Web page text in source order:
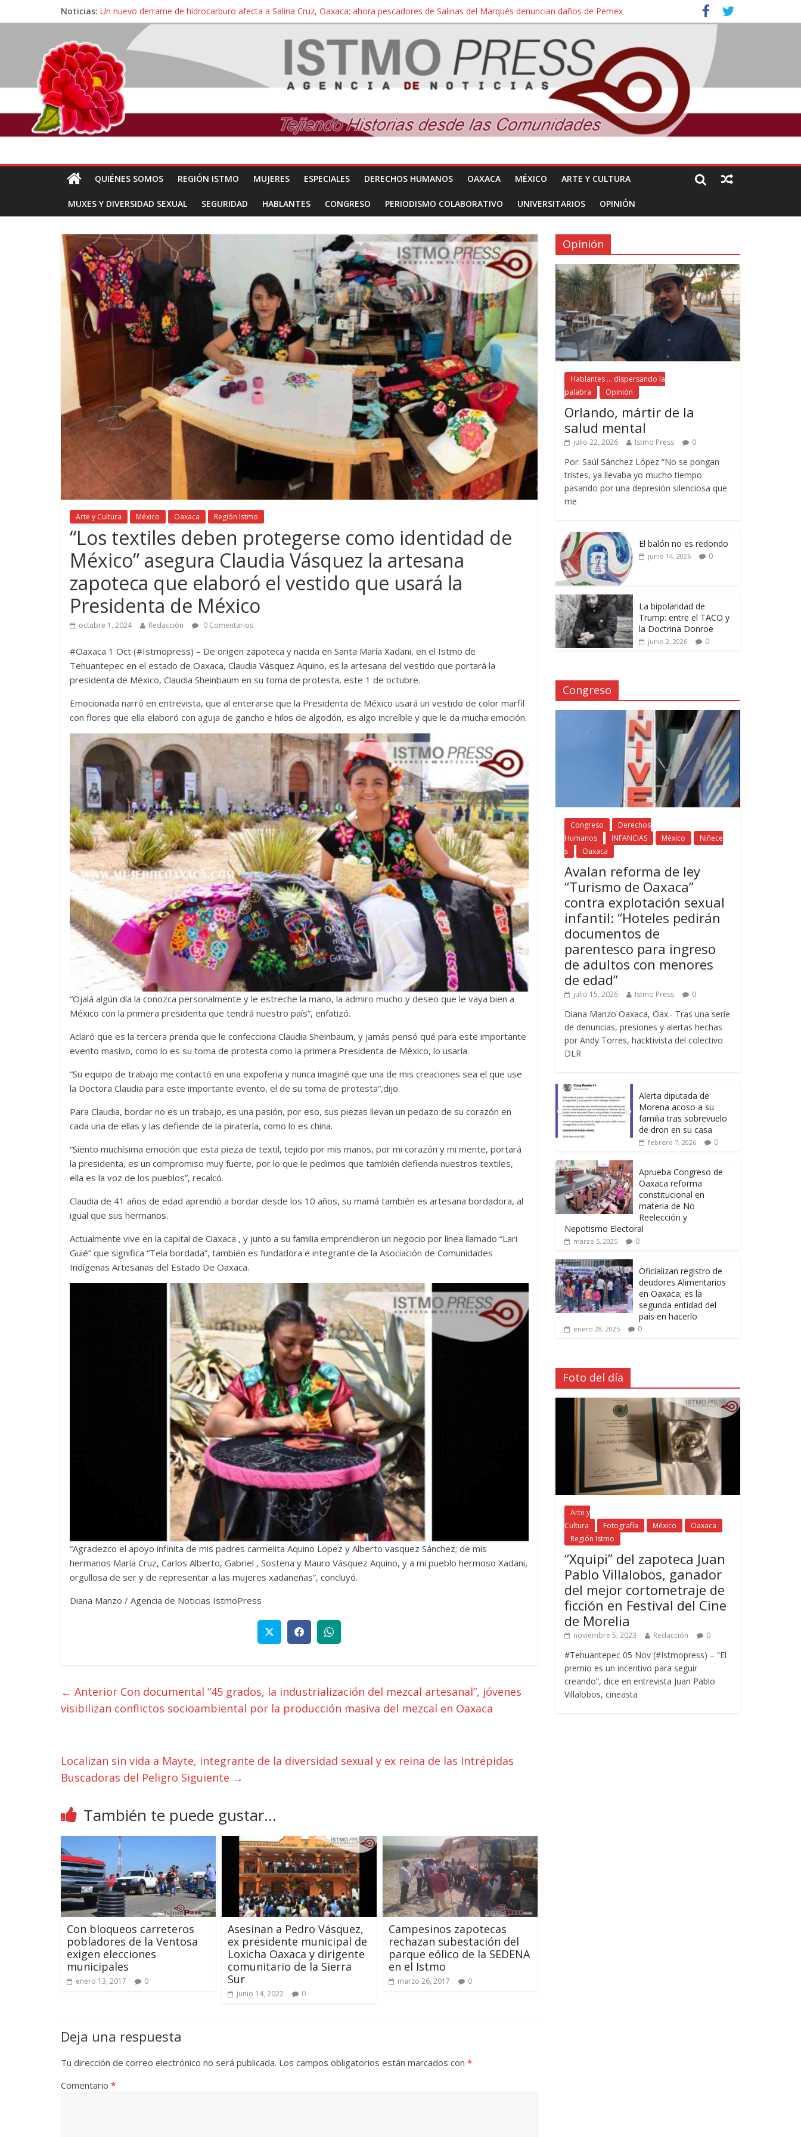
Noticias: Un nuevo derrame de hidrocarburo afecta a Salina Cruz, Oaxaca; ahora pescadores de Salinas del Marqués denuncian daños de Pemex
Ángel, el joven autista expulsado por la Universidad Bienestar de Ixtepec, Oaxaca vuelve a las aulas tras amparo
Familiares de periodista Alejandro Leyva se reúnen con titular de la SEGOB y exigen detener a los autores materiales e intelectuales de su asesinato
Alertan pescadores de Juchitán, Oaxaca de nuevo despojo de su territorio para construir un parque eólico
Pescadores y comuneros ikoots detienen la extracción ilegal de material pétreo de gravera Oyamel
QUIÉNES SOMOS REGIÓN ISTMO MUJERES ESPECIALES DERECHOS HUMANOS OAXACA MÉXICO ARTE Y CULTURA
MUXES Y DIVERSIDAD SEXUAL SEGURIDAD HABLANTES CONGRESO PERIODISMO COLABORATIVO UNIVERSITARIOS OPINIÓN
Arte y Cultura México Oaxaca Región Istmo
“Los textiles deben protegerse como identidad de
México” asegura Claudia Vásquez la artesana
zapoteca que elaboró el vestido que usará la
Presidenta de México
octubre 1, 2024 Redacción 0 Comentarios
#Oaxaca 1 Oct (#Istmopress) – De origen zapoteca y nacida en Santa María Xadani, en el Istmo de
Tehuantepec en el estado de Oaxaca, Claudia Vásquez Aquino, es la artesana del vestido que portará la
presidenta de México, Claudia Sheinbaum en su toma de protesta, este 1 de octubre.
Emocionada narró en entrevista, que al enterarse que la Presidenta de México usará un vestido de color marfil
con flores que ella elaboró con aguja de gancho e hilos de algodón, es algo increíble y que le da mucha emoción.
“Ojalá algún día la conozca personalmente y le estreche la mano, la admiro mucho y deseo que le vaya bien a
México con la primera presidenta que tendrá nuestro país”, enfatizó.
Aclaró que es la tercera prenda que le confecciona Claudia Sheinbaum, y jamás pensó qué para este importante
evento masivo, como lo es su toma de protesta como la primera Presidenta de México, lo usaría.
“Su equipo de trabajo me contactó en una expoferia y nunca imaginé que una de mis creaciones sea el que use
la Doctora Claudia para este importante evento, el de su toma de protesta”,dijo.
Para Claudia, bordar no es un trabajo, es una pasión, por eso, sus piezas llevan un pedazo de su corazón en
cada una de ellas y las defiende de la piratería, como lo es china.
“Siento muchísima emoción que esta pieza de textil, tejido por mis manos, por mi corazón y mi mente, portará
la presidenta, es un compromiso muy fuerte, por lo que le pedimos que también defienda nuestros textiles,
ella es la voz de los pueblos”, recalcó.
Claudia de 41 años de edad aprendió a bordar desde los 10 años, su mamá también es artesana bordadora, al
igual que sus hermanos.
Actualmente vive en la capital de Oaxaca , y junto a su familia emprendieron un negocio por línea llamado “Lari
Guié” que significa “Tela bordada”, también es fundadora e integrante de la Asociación de Comunidades
Indígenas Artesanas del Estado De Oaxaca.
“Agradezco el apoyo infinita de mis padres carmelita Aquino Lopez y Alberto vasquez Sánchez; de mis
hermanos María Cruz, Carlos Alberto, Gabriel , Sostena y Mauro Vásquez Aquino, y a mi pueblo hermoso Xadani,
orgullosa de ser y de representar a las mujeres xadaneñas”, concluyó.
Diana Manzo / Agencia de Noticias IstmoPress
← Anterior Con documental “45 grados, la industrialización del mezcal artesanal”, jóvenes
visibilizan conflictos socioambiental por la producción masiva del mezcal en Oaxaca
Localizan sin vida a Mayte, integrante de la diversidad sexual y ex reina de las Intrépidas
Buscadoras del Peligro Siguiente →
También te puede gustar...
Con bloqueos carreteros
pobladores de la Ventosa
exigen elecciones
municipales
enero 13, 2017 0
Asesinan a Pedro Vásquez,
ex presidente municipal de
Loxicha Oaxaca y dirigente
comunitario de la Sierra
Sur
junio 14, 2022 0
Campesinos zapotecas
rechazan subestación del
parque eólico de la SEDENA
en el Istmo
marzo 26, 2017 0
Deja una respuesta
Tu dirección de correo electrónico no será publicada. Los campos obligatorios están marcados con *
Comentario *
Opinión
Hablantes ... dispersando la
palabra
Opinión
Orlando, mártir de la
salud mental
julio 22, 2026 Istmo Press 0
Por: Saúl Sánchez López “No se pongan
tristes, ya llevaba yo mucho tiempo
pasando por una depresión silenciosa que
me
El balón no es redondo
junio 14, 2026 0
La bipolaridad de
Trump: entre el TACO y
la Doctrina Donroe
junio 2, 2026 0
Congreso
Congreso
Derechos
Humanos
INFANCIAS México
Niñece
s
Oaxaca
Avalan reforma de ley
“Turismo de Oaxaca”
contra explotación sexual
infantil: “Hoteles pedirán
documentos de
parentesco para ingreso
de adultos con menores
de edad”
julio 15, 2026 Istmo Press 0
Diana Manzo Oaxaca, Oax.- Tras una serie
de denuncias, presiones y alertas hechas
por Andy Torres, hacktivista del colectivo
DLR
Alerta diputada de
Morena acoso a su
familia tras sobrevuelo
de dron en su casa
febrero 7, 2026 0
Aprueba Congreso de
Oaxaca reforma
constitucional en
materia de No
Reelección y
Nepotismo Electoral
marzo 5, 2025 0
Oficializan registro de
deudores Alimentarios
en Oaxaca; es la
segunda entidad del
país en hacerlo
enero 28, 2025 0
Foto del día
Arte y
Cultura
Fotografía México
Oaxaca
Región Istmo
“Xquipi” del zapoteca Juan
Pablo Villalobos, ganador
del mejor cortometraje de
ficción en Festival del Cine
de Morelia
noviembre 5, 2023 Redacción 0
#Tehuantepec 05 Nov (#Istmopress) – “El
premio es un incentivo para seguir
creando”, dice en entrevista Juan Pablo
Villalobos, cineasta